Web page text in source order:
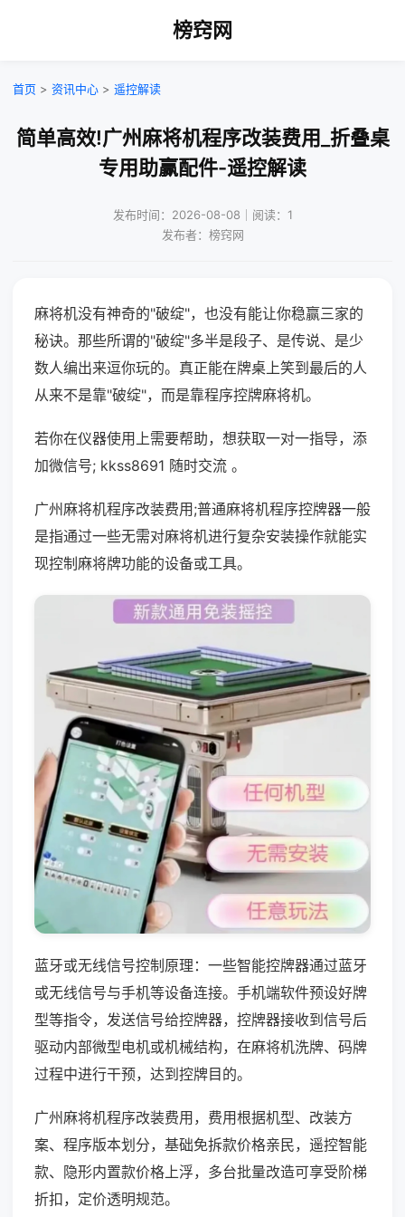
榜窍网
首页 > 资讯中心 > 遥控解读
简单高效!广州麻将机程序改装费用_折叠桌
专用助赢配件-遥控解读
发布时间：2026-08-08｜阅读：1
发布者：榜窍网
麻将机没有神奇的"破绽"，也没有能让你稳赢三家的
秘诀。那些所谓的"破绽"多半是段子、是传说、是少
数人编出来逗你玩的。真正能在牌桌上笑到最后的人
从来不是靠"破绽"，而是靠程序控牌麻将机。
若你在仪器使用上需要帮助，想获取一对一指导，添
加微信号; kkss8691 随时交流 。
广州麻将机程序改装费用;普通麻将机程序控牌器一般
是指通过一些无需对麻将机进行复杂安装操作就能实
现控制麻将牌功能的设备或工具。
蓝牙或无线信号控制原理：一些智能控牌器通过蓝牙
或无线信号与手机等设备连接。手机端软件预设好牌
型等指令，发送信号给控牌器，控牌器接收到信号后
驱动内部微型电机或机械结构，在麻将机洗牌、码牌
过程中进行干预，达到控牌目的。
广州麻将机程序改装费用，费用根据机型、改装方
案、程序版本划分，基础免拆款价格亲民，遥控智能
款、隐形内置款价格上浮，多台批量改造可享受阶梯
折扣，定价透明规范。